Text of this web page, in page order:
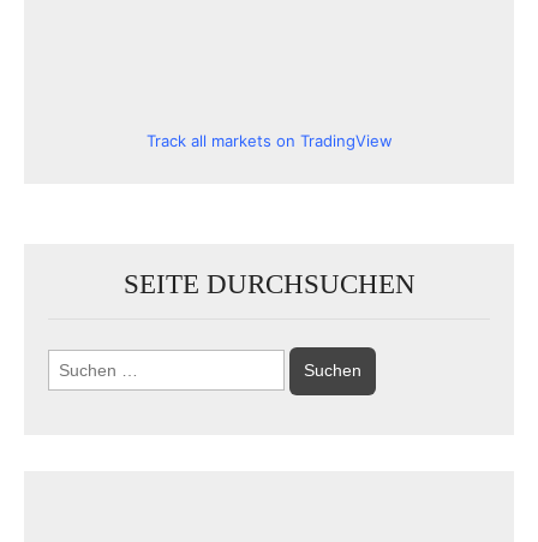
Track all markets on TradingView
SEITE DURCHSUCHEN
Suchen
nach: